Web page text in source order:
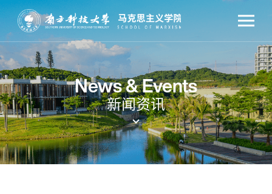
News & Events
新闻资讯